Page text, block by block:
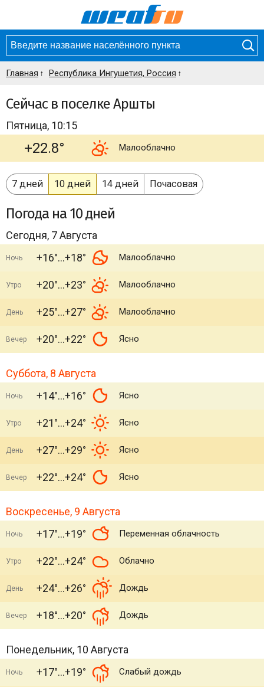
Главная Республика Ингушетия, Россия
Сейчас в поселке Аршты
Пятница, 10:15
+22.8° Малооблачно
7 дней 10 дней 14 дней Почасовая
Погода на 10 дней
Сегодня, 7 Августа
Ночь +16° +18° Малооблачно
Утро +20° +23° Малооблачно
День +25° +27° Малооблачно
Вечер +20° +22° Ясно
Суббота, 8 Августа
Ночь +14° +16° Ясно
Утро +21° +24° Ясно
День +27° +29° Ясно
Вечер +22° +24° Ясно
Воскресенье, 9 Августа
Ночь +17° +19° Переменная облачность
Утро +22° +24° Облачно
День +24° +26° Дождь
Вечер +18° +20° Дождь
Понедельник, 10 Августа
Ночь +17° +19° Слабый дождь